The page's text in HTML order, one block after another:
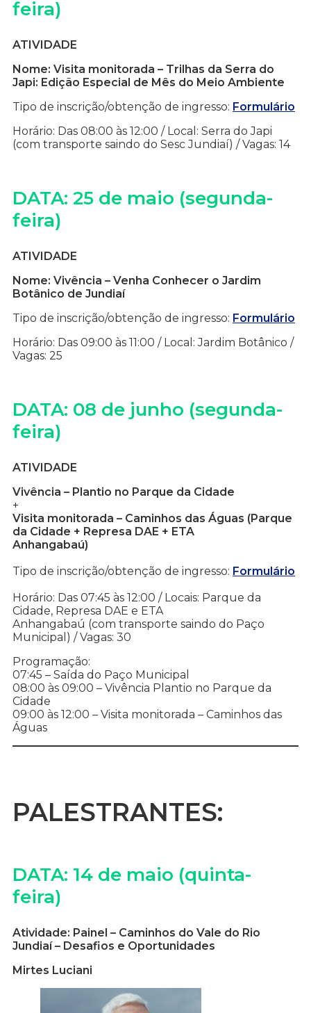
feira)
ATIVIDADE
Nome: Visita monitorada – Trilhas da Serra do
Japi: Edição Especial de Mês do Meio Ambiente
Tipo de inscrição/obtenção de ingresso: Formulário
Horário: Das 08:00 às 12:00 / Local: Serra do Japi
(com transporte saindo do Sesc Jundiaí) / Vagas: 14
DATA: 25 de maio (segunda-
feira)
ATIVIDADE
Nome: Vivência – Venha Conhecer o Jardim
Botânico de Jundiaí
Tipo de inscrição/obtenção de ingresso: Formulário
Horário: Das 09:00 às 11:00 / Local: Jardim Botânico /
Vagas: 25
DATA: 08 de junho (segunda-
feira)
ATIVIDADE
Vivência – Plantio no Parque da Cidade
+
Visita monitorada – Caminhos das Águas (Parque
da Cidade + Represa DAE + ETA
Anhangabaú)
Tipo de inscrição/obtenção de ingresso: Formulário
Horário: Das 07:45 às 12:00 / Locais: Parque da
Cidade, Represa DAE e ETA
Anhangabaú (com transporte saindo do Paço
Municipal) / Vagas: 30
Programação:
07:45 – Saída do Paço Municipal
08:00 às 09:00 – Vivência Plantio no Parque da
Cidade
09:00 às 12:00 – Visita monitorada – Caminhos das
Águas
PALESTRANTES:
DATA: 14 de maio (quinta-
feira)
Atividade: Painel – Caminhos do Vale do Rio
Jundiaí – Desafios e Oportunidades
Mirtes Luciani